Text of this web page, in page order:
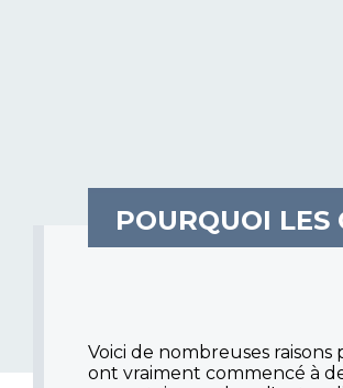
POURQUOI
Voici de nombreuses
ont vraiment commencé à